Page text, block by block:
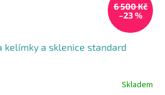
6 500 Kč
–23 %
kelímky a sklenice standard
Skladem